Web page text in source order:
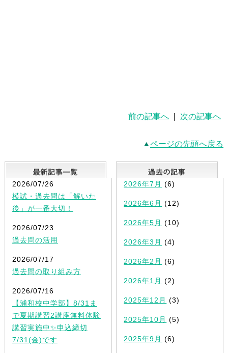
前の記事へ 次の記事へ
ページの先頭へ戻る
最新記事一覧
2026/07/26
模試・過去問は「解いた
後」が一番大切！
2026/07/23
過去問の活用
2026/07/17
過去問の取り組み方
2026/07/16
【浦和校中学部】8/31ま
で夏期講習2講座無料体験
講習実施中✨申込締切
7/31(金)です
2026年7月 (6)
2026年6月 (12)
2026年5月 (10)
2026年3月 (4)
2026年2月 (6)
2026年1月 (2)
2025年12月 (3)
2025年10月 (5)
2025年9月 (6)